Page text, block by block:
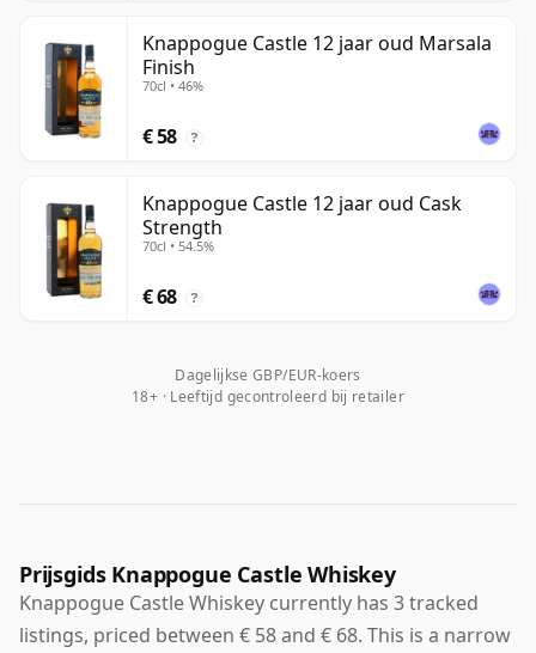
Knappogue Castle 12 jaar oud Marsala
Finish
70cl • 46%
€ 58 ?
Knappogue Castle 12 jaar oud Cask
Strength
70cl • 54.5%
€ 68 ?
Dagelijkse GBP/EUR-koers
18+ · Leeftijd gecontroleerd bij retailer
Prijsgids Knappogue Castle Whiskey
Knappogue Castle Whiskey currently has 3 tracked
listings, priced between € 58 and € 68. This is a narrow